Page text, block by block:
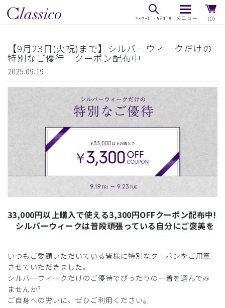
（0）
【9月23日(火祝)まで】シルバーウィークだけの
特別なご優待 クーポン配布中
2025.09.19
33,000円以上購入で使える3,300円OFFクーポン配布中!
シルバーウィークは普段頑張っている自分にご褒美を
いつもご愛顧いただいている皆様に特別なクーポンをご用意
させていただきました。
シルバーウィークだけのご優待でぴったりの一着を選んでみ
ませんか?
ご自身への労いに、ぜひご利用ください。